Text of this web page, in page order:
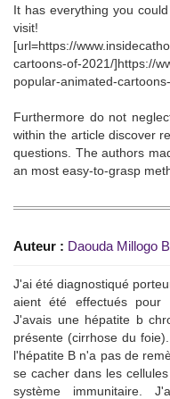
It has everything you
visit!
[url=https://
cartoons-of-2021/]https://
popular-animated-
Furthermore do not
within the article discover
questions. The authors
an most easy-to-grasp
Auteur : Daouda Millogo
J'ai été diagnostiqué
aient été effectués pour
J'avais une hépatite b
présente (cirrhose du
l'hépatite B n'a pas de
se cacher dans les
système immunitaire.